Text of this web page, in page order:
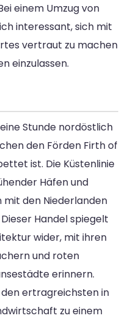
einem Umzug von
interessant, sich mit
vertraut zu machen
einzulassen.
Stunde nordöstlich
den Förden Firth of
ist. Die Küstenlinie
Häfen und
mit den Niederlanden
Handel spiegelt
wider, mit ihren
und roten
erinnern.
den ertragreichsten in
zu einem